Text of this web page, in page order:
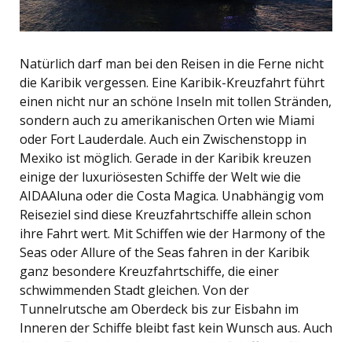
Natürlich darf man bei den Reisen in die Ferne nicht
die Karibik vergessen. Eine Karibik-Kreuzfahrt führt
einen nicht nur an schöne Inseln mit tollen Stränden,
sondern auch zu amerikanischen Orten wie Miami
oder Fort Lauderdale. Auch ein Zwischenstopp in
Mexiko ist möglich. Gerade in der Karibik kreuzen
einige der luxuriösesten Schiffe der Welt wie die
AIDAAluna oder die Costa Magica. Unabhängig vom
Reiseziel sind diese Kreuzfahrtschiffe allein schon
ihre Fahrt wert. Mit Schiffen wie der Harmony of the
Seas oder Allure of the Seas fahren in der Karibik
ganz besondere Kreuzfahrtschiffe, die einer
schwimmenden Stadt gleichen. Von der
Tunnelrutsche am Oberdeck bis zur Eisbahn im
Inneren der Schiffe bleibt fast kein Wunsch aus. Auch